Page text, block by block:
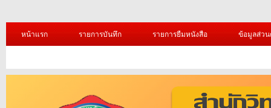
หน้าแรก รายการบันทึก รายการยืมหนังสือ ข้อมูลส่ว